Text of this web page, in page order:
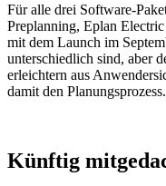
Für alle drei Software-
Preplanning, Eplan
mit dem Launch im
unterschiedlich sind, aber
erleichtern aus
damit den Planungsprozess.
Künftig